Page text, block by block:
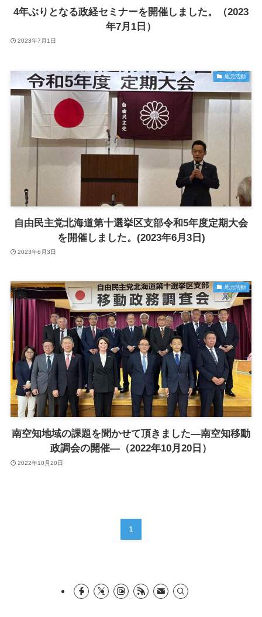
4年ぶりとなる政経セミナーを開催しました。（2023
年7月1日）
2023年7月1日
地元活動
自由民主党北海道第十選挙区支部令和5年度定期大会
を開催しました。(2023年6月3日)
2023年6月3日
地元活動
南空知地域の課題を聞かせて頂きました―南空知移動
政調会の開催―（2022年10月20日）
2022年10月20日
1